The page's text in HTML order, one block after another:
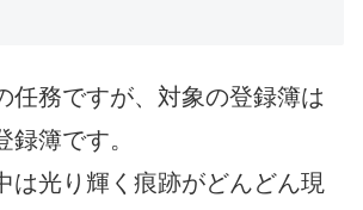
任務ですが、対象の登録簿は
簿です。
は光り輝く痕跡がどんどん現